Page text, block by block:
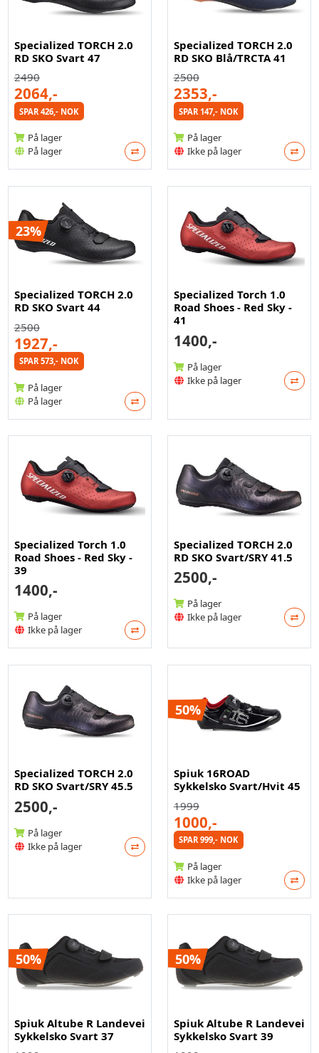
Specialized TORCH 2.0
RD SKO Svart 47
2490
2064,-
SPAR 426,- NOK
På lager
På lager
Specialized TORCH 2.0
RD SKO Blå/TRCTA 41
2500
2353,-
SPAR 147,- NOK
På lager
Ikke på lager
23%
Specialized TORCH 2.0
RD SKO Svart 44
2500
1927,-
SPAR 573,- NOK
På lager
På lager
Specialized Torch 1.0
Road Shoes - Red Sky -
41
1400,-
På lager
Ikke på lager
Specialized Torch 1.0
Road Shoes - Red Sky -
39
1400,-
På lager
Ikke på lager
Specialized TORCH 2.0
RD SKO Svart/SRY 41.5
2500,-
På lager
Ikke på lager
Specialized TORCH 2.0
RD SKO Svart/SRY 45.5
2500,-
På lager
Ikke på lager
50%
Spiuk 16ROAD
Sykkelsko Svart/Hvit 45
1999
1000,-
SPAR 999,- NOK
På lager
Ikke på lager
50%
Spiuk Altube R Landevei
Sykkelsko Svart 37
50%
Spiuk Altube R Landevei
Sykkelsko Svart 39